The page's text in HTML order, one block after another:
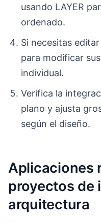
usando LAYER
ordenado.
Si necesitas
para modificar
individual.
Verifica la
plano y ajusta
según el diseño.
Aplicaciones
proyectos de
arquitectura